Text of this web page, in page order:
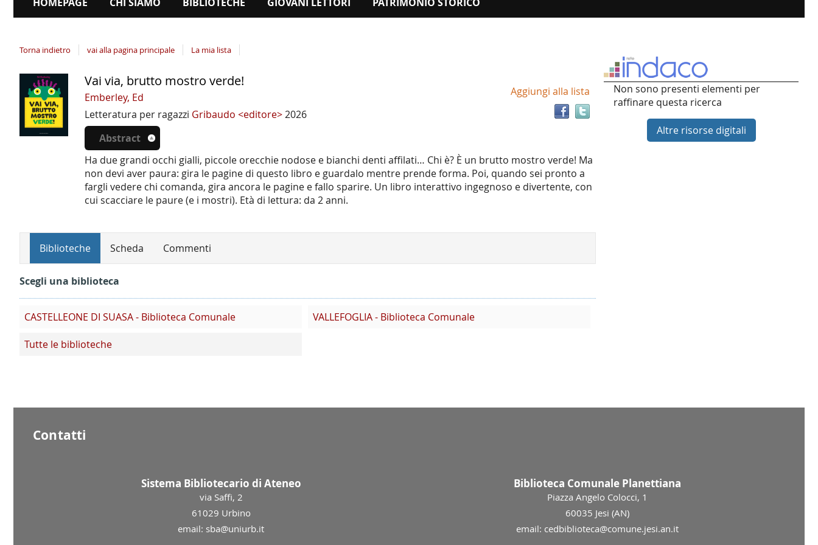
Torna indietro vai alla pagina principale La mia lista
Dettaglio
del
documento
Trova
documento
Aggiungi alla lista
Vai via, brutto mostro verde!
Emberley, Ed
Letteratura per ragazzi Gribaudo <editore>2026
Abstract
Ha due grandi occhi gialli, piccole orecchie nodose e bianchi denti affilati… Chi è? È un brutto mostro verde! Ma
non devi aver paura: gira le pagine di questo libro e guardalo mentre prende forma. Poi, quando sei pronto a
fargli vedere chi comanda, gira ancora le pagine e fallo sparire. Un libro interattivo ingegnoso e divertente, con
cui scacciare le paure (e i mostri). Età di lettura: da 2 anni.
Biblioteche Scheda Commenti
Scegli una biblioteca
CASTELLEONE DI SUASA - Biblioteca Comunale VALLEFOGLIA - Biblioteca Comunale
Tutte le biblioteche
Non sono presenti elementi per
raffinare questa ricerca
Altre risorse digitali
Contatti
Sistema Bibliotecario di Ateneo
via Saffi, 2
61029 Urbino
email: sba@uniurb.it
Biblioteca Comunale Planettiana
Piazza Angelo Colocci, 1
60035 Jesi (AN)
email: cedbiblioteca@comune.jesi.an.it